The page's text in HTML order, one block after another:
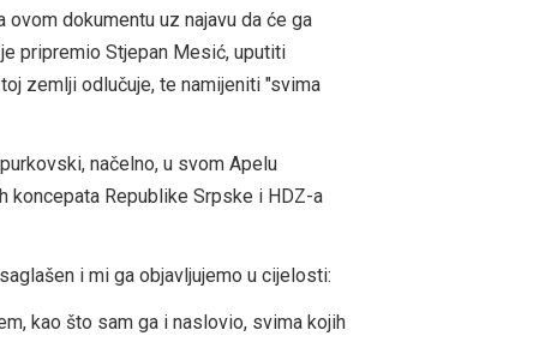
dokumentu uz najavu da će ga
pripremio Stjepan Mesić, uputiti
zemlji odlučuje, te namijeniti "svima
načelno, u svom Apelu
koncepata Republike Srpske i HDZ-a
i mi ga objavljujemo u cijelosti:
kao što sam ga i naslovio, svima kojih